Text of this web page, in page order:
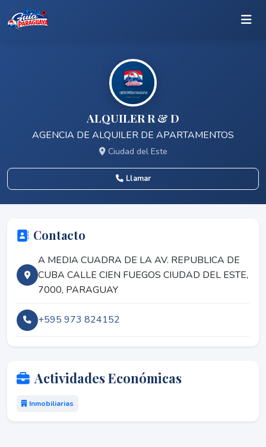
ALQUILER R & D
AGENCIA DE ALQUILER DE APARTAMENTOS
Ciudad del Este
Llamar
Contacto
A MEDIA CUADRA DE LA AV. REPUBLICA DE
CUBA CALLE CIEN FUEGOS CIUDAD DEL ESTE,
7000, PARAGUAY
+595 973 824152
Actividades Económicas
Inmobiliarias